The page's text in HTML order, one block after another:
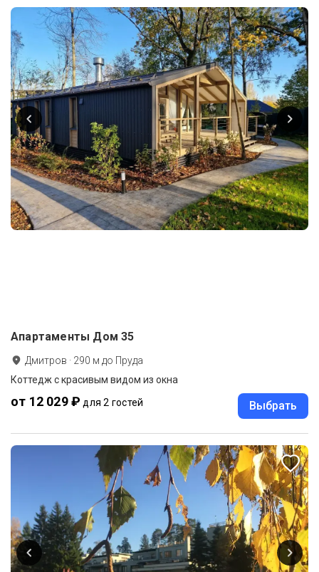
Апартаменты Дом 35
Дмитров · 290 м до Пруда
Коттедж с красивым видом из окна
от 12 029 ₽ для 2 гостей Выбрать